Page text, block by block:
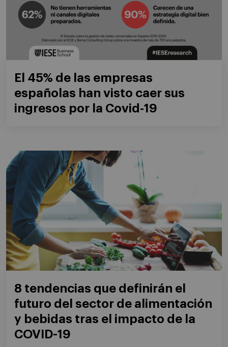
El 45% de las empresas
españolas han visto caer sus
ingresos por la Covid-19
8 tendencias que definirán el
futuro del sector de alimentación
y bebidas tras el impacto de la
COVID-19